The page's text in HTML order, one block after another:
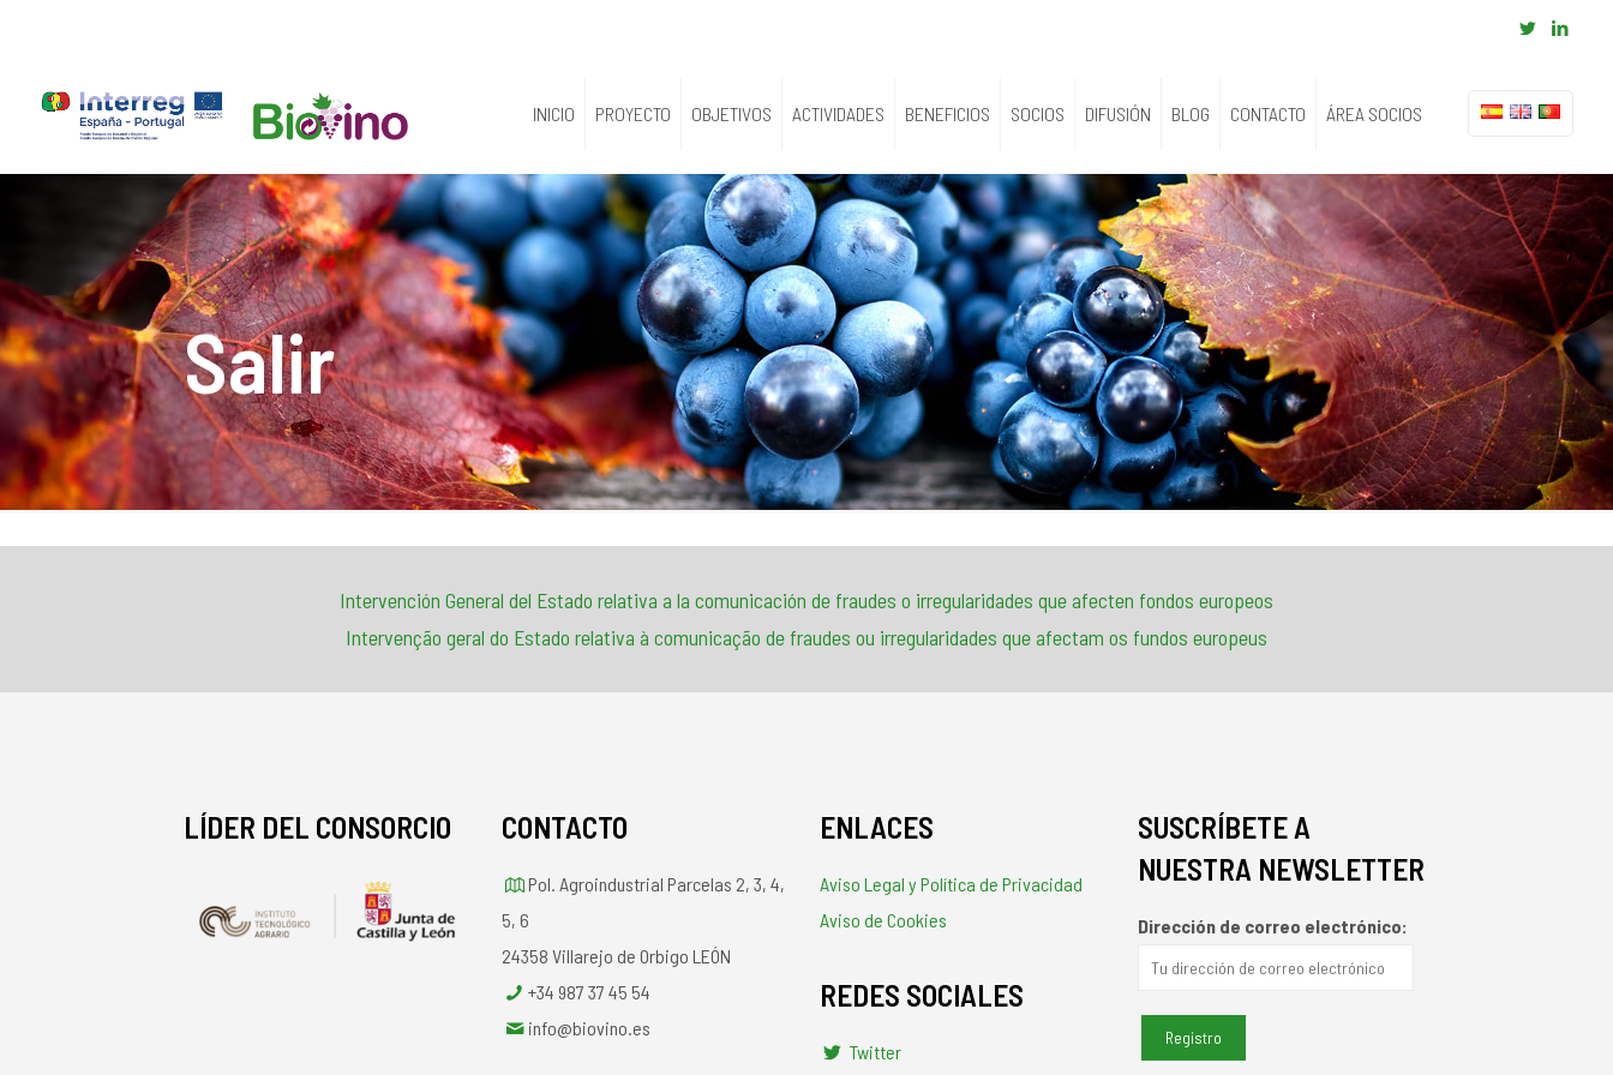
INICIO PROYECTO OBJETIVOS ACTIVIDADES BENEFICIOS SOCIOS DIFUSIÓN BLOG CONTACTO ÁREA SOCIOS
Salir
Intervención General del Estado relativa a la comunicación de fraudes o irregularidades que afecten fondos europeos
Intervenção geral do Estado relativa à comunicação de fraudes ou irregularidades que afectam os fundos europeus
LÍDER DEL CONSORCIO CONTACTO
Pol. Agroindustrial Parcelas 2, 3, 4,
5, 6
24358 Villarejo de Orbigo LEÓN
+34 987 37 45 54
info@biovino.es
ENLACES
Aviso Legal y Política de Privacidad
Aviso de Cookies
REDES SOCIALES
Twitter
SUSCRÍBETE A
NUESTRA NEWSLETTER
Dirección de correo electrónico: